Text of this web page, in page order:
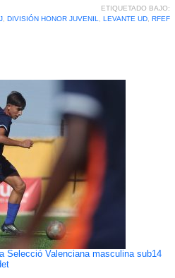
ETIQUETADO BAJO:
, DIVISIÓN HONOR JUVENIL LEVANTE UD, RFEF
Selecció Valenciana masculina sub14